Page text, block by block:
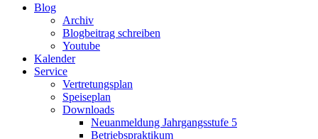
Blog
Archiv
Blogbeitrag schreiben
Youtube
Kalender
Service
Vertretungsplan
Speiseplan
Downloads
Neuanmeldung Jahrgangsstufe 5
Betriebspraktikum